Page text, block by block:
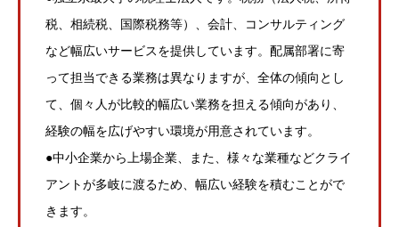
税、相続税、国際税務等）、会計、コンサルティング
など幅広いサービスを提供しています。配属部署に寄
って担当できる業務は異なりますが、全体の傾向とし
て、個々人が比較的幅広い業務を担える傾向があり、
経験の幅を広げやすい環境が用意されています。
●中小企業から上場企業、また、様々な業種などクライ
アントが多岐に渡るため、幅広い経験を積むことがで
きます。